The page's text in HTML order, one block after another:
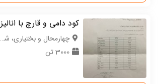
کود دامی و قارچ با انالیز
چهارمحال و بختیاری، شهرکرد
3000 تن